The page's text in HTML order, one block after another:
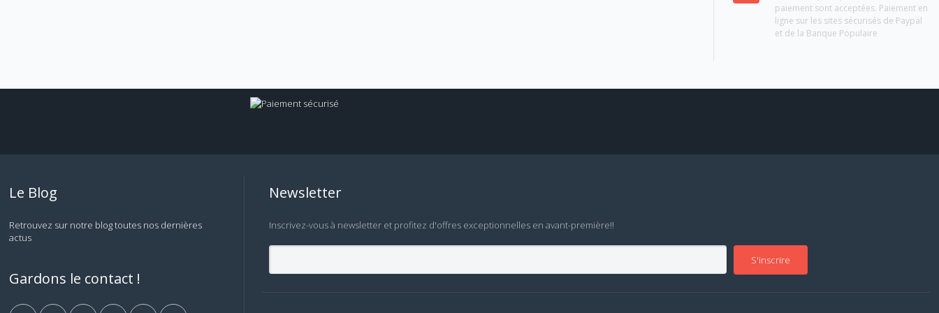
paiement sont acceptées. Paiement en
ligne sur les sites sécurisés de Paypal
et de la Banque Populaire
Le Blog
Retrouvez sur notre blog toutes nos dernières
actus
Gardons le contact !
Newsletter
Inscrivez-vous à newsletter et profitez d'offres exceptionnelles en avant-première!!
S'inscrire